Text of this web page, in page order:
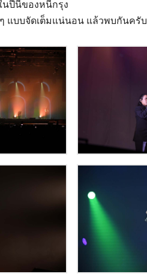
นปีนี้ของหนีกรุง
แบบจัดเต็มแน่นอน แล้วพบกันครับ